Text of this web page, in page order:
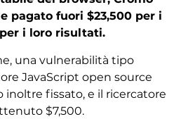
pagato fuori $23,500 per i
i loro risultati.
una vulnerabilità tipo
JavaScript open source
inoltre fissato, e il ricercatore
$7,500.